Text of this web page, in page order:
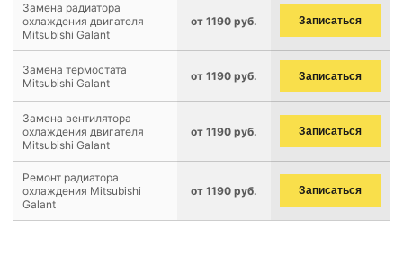
Замена радиатора
охлаждения двигателя
Mitsubishi Galant
от 1190 руб. Записаться
Замена термостата
Mitsubishi Galant
от 1190 руб. Записаться
Замена вентилятора
охлаждения двигателя
Mitsubishi Galant
от 1190 руб. Записаться
Ремонт радиатора
охлаждения Mitsubishi
Galant
от 1190 руб. Записаться